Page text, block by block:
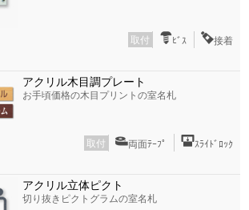
取付 ﾋﾞｽ 接着
アクリル木目調プレート
お手頃価格の木目プリントの室名札
取付 両面ﾃｰﾌﾟ ｽﾗｲﾄﾞﾛｯｸ
アクリル立体ピクト
切り抜きピクトグラムの室名札